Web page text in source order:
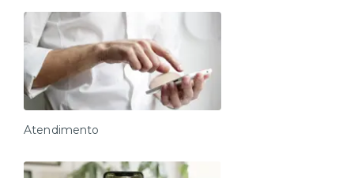
Atendimento